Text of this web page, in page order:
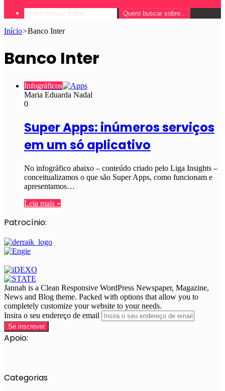
Quero buscar sobre...
Início>Banco Inter
Banco Inter
Infográficos
Maria Eduarda Nadal
0
Super Apps: inúmeros serviços
em um só aplicativo
No infográfico abaixo – conteúdo criado pelo Liga Insights –
conceitualizamos o que são Super Apps, como funcionam e
apresentamos…
Leia mais »
Patrocínio:
Jannah is a Clean Responsive WordPress Newspaper, Magazine,
News and Blog theme. Packed with options that allow you to
completely customize your website to your needs.
Insira o seu endereço de email
Apoio:
Categorias